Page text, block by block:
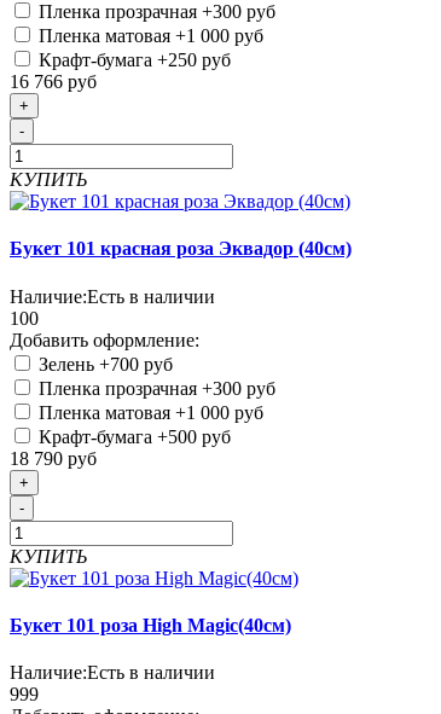
Пленка прозрачная +300 руб
Пленка матовая +1 000 руб
Крафт-бумага +250 руб
16 766 руб
+
-
КУПИТЬ
Букет 101 красная роза Эквадор (40см)
Наличие:Есть в наличии
100
Добавить оформление:
Зелень +700 руб
Пленка прозрачная +300 руб
Пленка матовая +1 000 руб
Крафт-бумага +500 руб
18 790 руб
+
-
КУПИТЬ
Букет 101 роза High Magic(40см)
Наличие:Есть в наличии
999